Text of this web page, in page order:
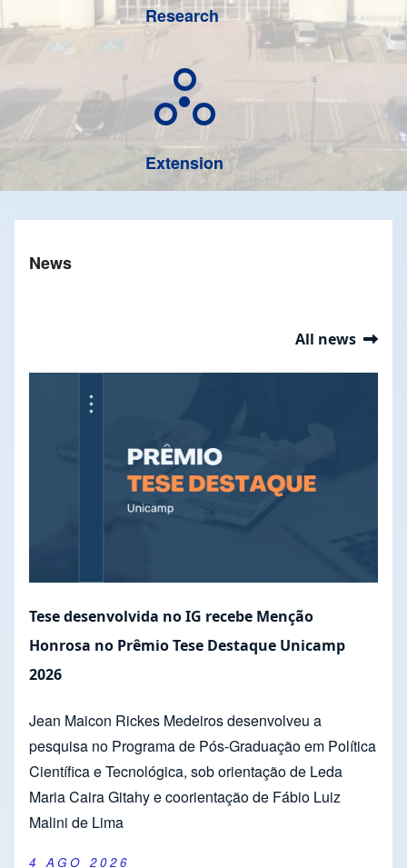
Research
circles_ext
Extension
News
All news
Tese desenvolvida no IG recebe Menção
Honrosa no Prêmio Tese Destaque Unicamp
2026
Jean Maicon Rickes Medeiros desenvolveu a
pesquisa no Programa de Pós-Graduação em Política
Científica e Tecnológica, sob orientação de Leda
Maria Caira Gitahy e coorientação de Fábio Luiz
Malini de Lima
4 AGO 2026